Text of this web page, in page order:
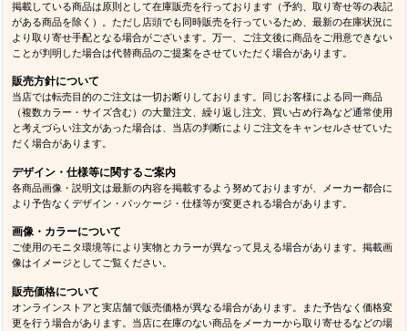
掲載している商品は原則として在庫販売を行っております（予約、取り寄せ等の表記
がある商品を除く）。ただし店頭でも同時販売を行っているため、最新の在庫状況に
より取り寄せ手配となる場合がございます。万一、ご注文後に商品をご用意できない
ことが判明した場合は代替商品のご提案をさせていただく場合があります。
販売方針について
当店では転売目的のご注文は一切お断りしております。同じお客様による同一商品
（複数カラー・サイズ含む）の大量注文、繰り返し注文、買い占め行為など通常使用
と考えづらい注文があった場合は、当店の判断によりご注文をキャンセルさせていた
だく場合があります。
デザイン・仕様等に関するご案内
各商品画像・説明文は最新の内容を掲載するよう努めておりますが、メーカー都合に
より予告なくデザイン・パッケージ・仕様等が変更される場合があります。
画像・カラーについて
ご使用のモニタ環境等により実物とカラーが異なって見える場合があります。掲載画
像はイメージとしてご覧ください。
販売価格について
オンラインストアと実店舗で販売価格が異なる場合があります。また予告なく価格変
更を行う場合があります。当店に在庫のない商品をメーカーから取り寄せるなどの場